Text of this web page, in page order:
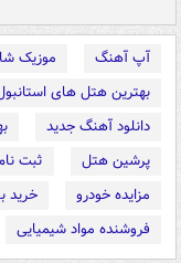
آپ آهنگ موزیک
بهترین هتل های
دانلود آهنگ جدید
پرشین هتل
ثبت
مزایده خودرو
خرید
فروشنده مواد شیمیایی